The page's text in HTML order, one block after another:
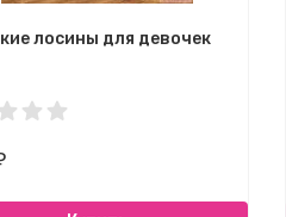
лосины для девочек